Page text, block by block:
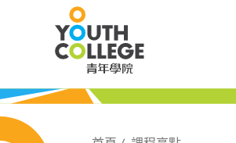
青年學院